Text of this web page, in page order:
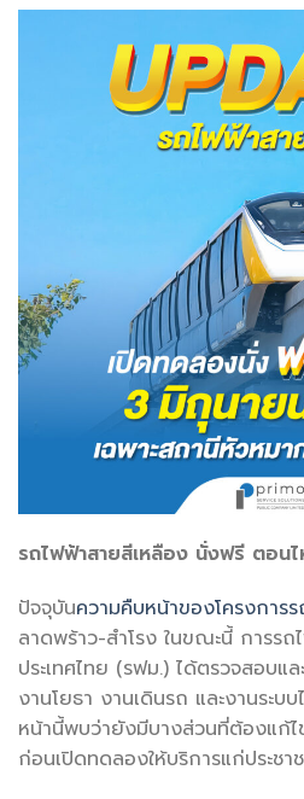
รถไฟฟ้าสายสีเหลือง นั่งฟรี ตอน
ปัจจุบันความคืบหน้าของโครงการ
ลาดพร้าว-สำโรง ในขณะนี้ การร
ประเทศไทย (รฟม.) ได้ตรวจสอบแ
งานโยธา งานเดินรถ และงานระ
หน้านี้พบว่ายังมีบางส่วนที่ต้องแก้ไ
ก่อนเปิดทดลองให้บริการแก่ประชา